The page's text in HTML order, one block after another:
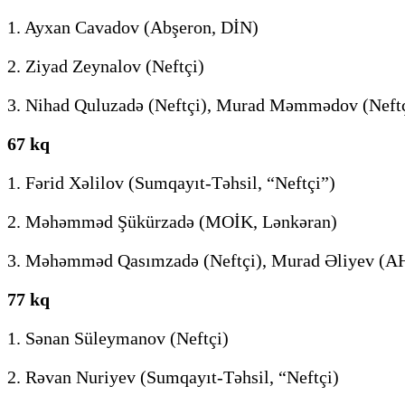
1. Ayxan Cavadov (Abşeron, DİN)
2. Ziyad Zeynalov (Neftçi)
3. Nihad Quluzadə (Neftçi), Murad Məmmədov
67 kq
1. Fərid Xəlilov (Sumqayıt-Təhsil, “Neftçi”)
2. Məhəmməd Şükürzadə (MOİK, Lənkəran)
3. Məhəmməd Qasımzadə (Neftçi), Murad Əliyev
77 kq
1. Sənan Süleymanov (Neftçi)
2. Rəvan Nuriyev (Sumqayıt-Təhsil, “Neftçi)